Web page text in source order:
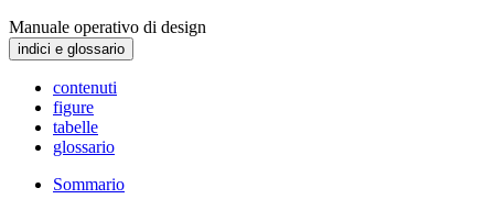
Manuale operativo di design
indici e glossario
contenuti
figure
tabelle
glossario
Sommario